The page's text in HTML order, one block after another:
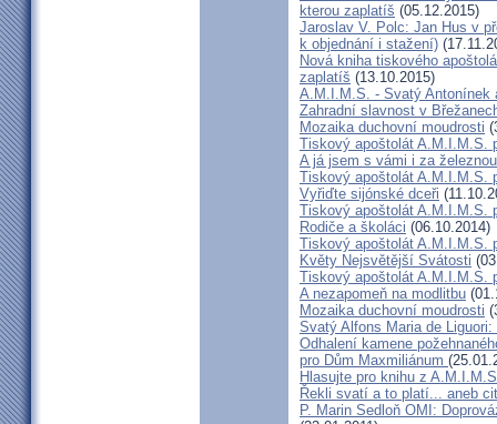
kterou zaplatíš (05.12.2015)
Jaroslav V. Polc: Jan Hus v
k objednání i stažení)
Nová kniha tiskového
zaplatíš (13.10.2015)
A.M.I.M.S. - Svatý Antonínek
Zahradní slavnost v
Mozaika duchovní moudrosti
Tiskový apoštolát A.M.I.M.S.
A já jsem s vámi i za
Tiskový apoštolát A.M.I.M.S.
Vyřiďte sijónské dceři
Tiskový apoštolát A.M.I.M.S.
Rodiče a školáci (06.10.2014)
Tiskový apoštolát A.M.I.M.S.
Květy Nejsvětější Svátosti
Tiskový apoštolát A.M.I.M.S.
A nezapomeň na modlitbu
Mozaika duchovní moudrosti
Svatý Alfons Maria de
Odhalení kamene
pro Dům Maxmiliánum
Hlasujte pro knihu z
Řekli svatí a to platí... aneb
P. Marin Sedloň OMI: